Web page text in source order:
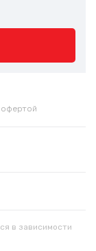
офертой
в зависимости